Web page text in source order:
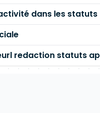
dans les statuts
redaction statuts